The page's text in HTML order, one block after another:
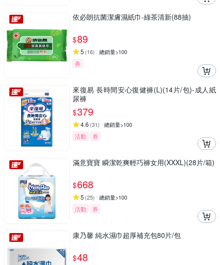
依必朗抗菌潔膚濕紙巾-綠茶清新(88抽)
$89
5 (16) 總銷量>100
券
來復易 長時間安心復健褲(L)(14片/包)-成人紙
尿褲
$379
4.6 (31) 總銷量>100
活動 券
滿意寶寶 瞬潔乾爽輕巧褲女用(XXXL)(28片/箱)
$668
5 (25) 總銷量>100
活動 券
康乃馨 純水濕巾超厚補充包80片/包
$48